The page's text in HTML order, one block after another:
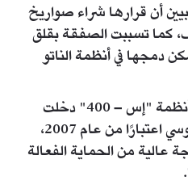
أن قرارها شراء صواريخ
كما تسببت الصفقة بقلق
دمجها في أنظمة الناتو
ووفقًا لتقارير إعلامية، فإن أنظمة "إس – 400" دخلت
الخدمة الفعلية في الجيش الروسي اعتبارًا من عام 2007،
عالية من الحماية الفعالة